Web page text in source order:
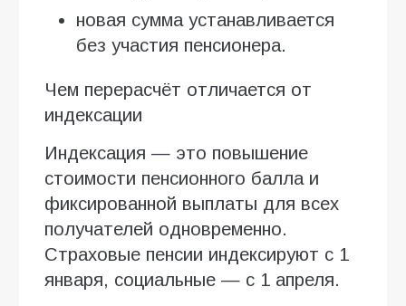
новая сумма устанавливается
без участия пенсионера.
Чем перерасчёт отличается от
индексации
Индексация — это повышение
стоимости пенсионного балла и
фиксированной выплаты для всех
получателей одновременно.
Страховые пенсии индексируют с 1
января, социальные — с 1 апреля.